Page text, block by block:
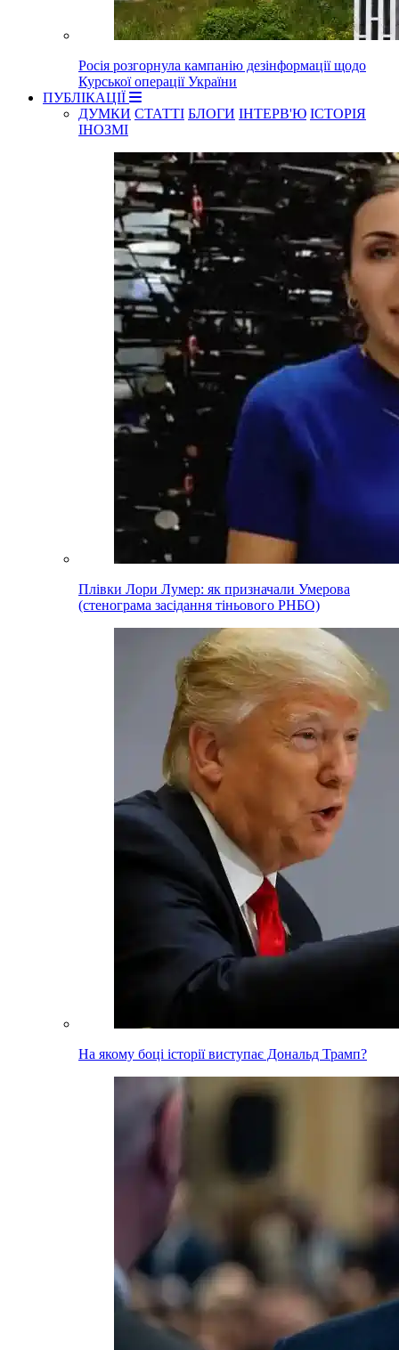
Росія розгорнула кампанію дезінформації щодо
Курської операції України
ПУБЛІКАЦІЇ
ДУМКИ СТАТТІ БЛОГИ ІНТЕРВ'Ю ІСТОРІЯ
ІНОЗМІ
Плівки Лори Лумер: як призначали Умерова
(стенограма засідання тіньового РНБО)
На якому боці історії виступає Дональд Трамп?